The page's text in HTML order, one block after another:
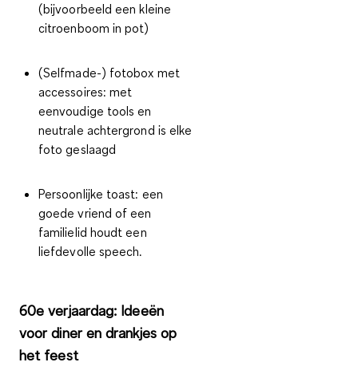
(bijvoorbeeld een kleine
citroenboom in pot)
(Selfmade-) fotobox met
accessoires: met
eenvoudige tools en
neutrale achtergrond is elke
foto geslaagd
Persoonlijke toast: een
goede vriend of een
familielid houdt een
liefdevolle speech.
60e verjaardag: Ideeën
voor diner en drankjes op
het feest